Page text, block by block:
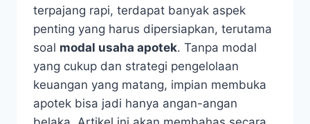
terpajang rapi, terdapat banyak aspek
penting yang harus dipersiapkan, terutama
soal modal usaha apotek. Tanpa modal
yang cukup dan strategi pengelolaan
keuangan yang matang, impian membuka
apotek bisa jadi hanya angan-angan